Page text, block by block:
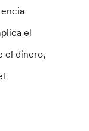
el
el dinero,